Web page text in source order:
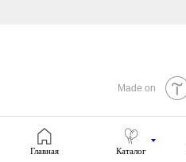
Главная Каталог
Made on